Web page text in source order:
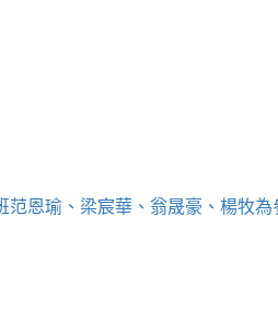
恩瑜、梁宸華、翁晟豪、楊牧